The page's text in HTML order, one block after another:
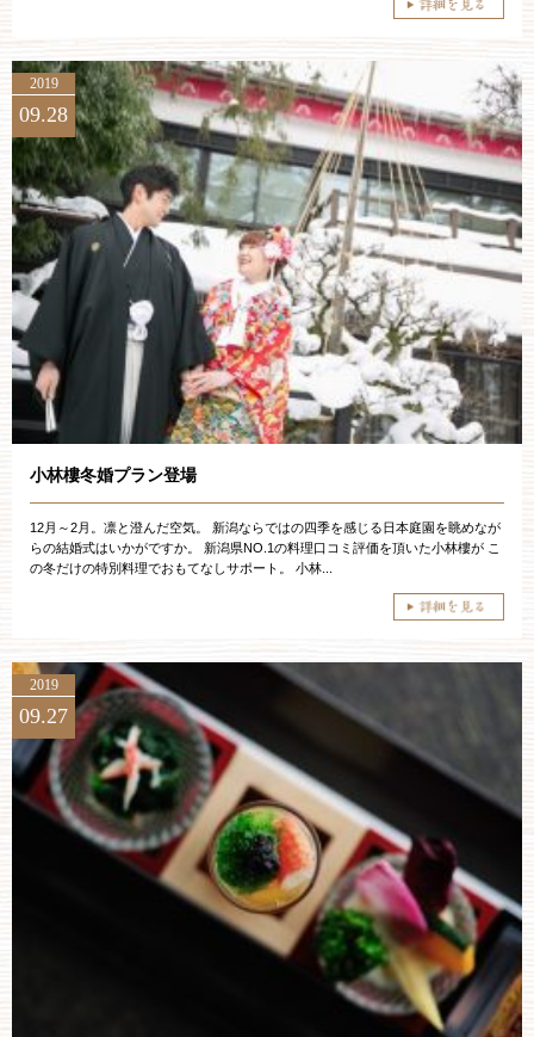
小林楼の結婚式
おもてなし
お客様とのご縁
フォトギャラリー
レストラン＆パーティー
特集
最新情報
アクセス
2019
09.28
小林樓冬婚プラン登場
12月～2月。凛と澄んだ空気。 新潟ならではの四季を感じる日本庭園を眺めなが
らの結婚式はいかがですか。 新潟県NO.1の料理口コミ評価を頂いた小林樓が こ
の冬だけの特別料理でおもてなしサポート。 小林...
2019
09.27